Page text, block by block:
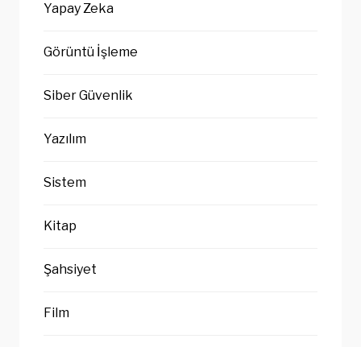
Yapay Zeka
Görüntü İşleme
Siber Güvenlik
Yazılım
Sistem
Kitap
Şahsiyet
Film